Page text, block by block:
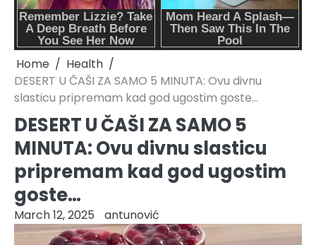
Home
Health
DESERT U ČAŠI ZA SAMO 5 MINUTA: Ovu divnu
slasticu pripremam kad god ugostim goste…
DESERT U ČAŠI ZA SAMO 5
MINUTA: Ovu divnu slasticu
pripremam kad god ugostim
goste…
March 12, 2025 antunović